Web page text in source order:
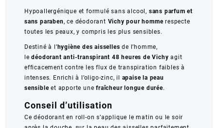
Hypoallergénique et formulé sans alcool, sans parfum et
sans paraben, ce déodorant Vichy pour hommerespecte
toutes les peaux, y compris les plus sensibles.
Destiné à l’ hygiène des aisselles de l’homme,
ledéodorant anti-transpirant 48 heures de Vichy agit
efficacement contre les flux de transpiration faibles à
intenses. Enrichi à l’oligo-zinc, il apaise la peau
sensibleet apporte unefraîcheur longue durée.
Conseil d’utilisation
Ce déodorant en roll-on s’applique le matin ou le soir